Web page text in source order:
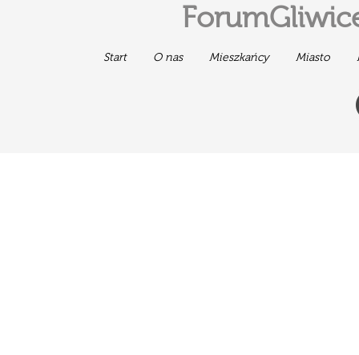
Start O nas Mieszkańcy Miasto